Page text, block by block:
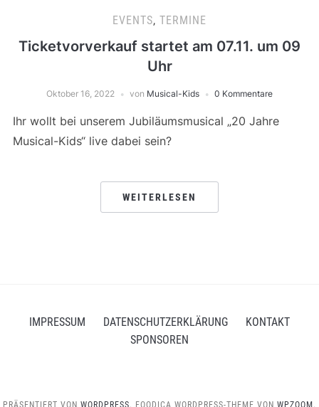
EVENTS, TERMINE
Ticketvorverkauf startet am 07.11. um 09
Uhr
Oktober 16, 2022 von Musical-Kids 0 Kommentare
Ihr wollt bei unserem Jubiläumsmusical „20 Jahre
Musical-Kids“ live dabei sein?
WEITERLESEN
IMPRESSUM DATENSCHUTZERKLÄRUNG
KONTAKT
SPONSOREN
PRÄSENTIERT VON WORDPRESS. FOODICA WORDPRESS-THEME VON WPZOOM.